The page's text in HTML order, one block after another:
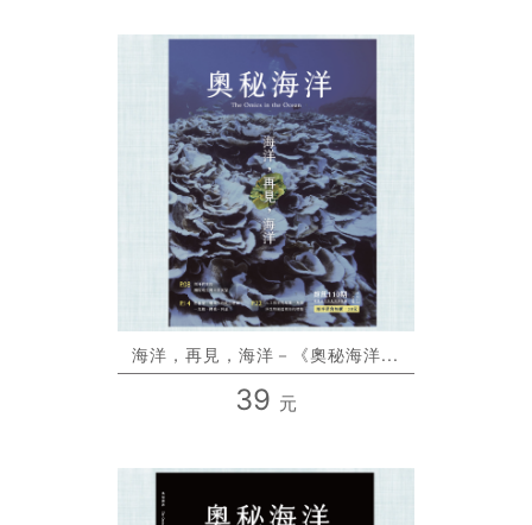
海洋，再見，海洋－《奧秘海洋...
39 元